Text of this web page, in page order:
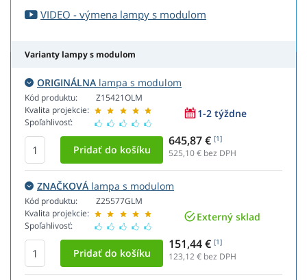
VIDEO - výmena lampy s modulom
Varianty lampy s modulom
ORIGINÁLNA lampa s modulom
Kód produktu:
Kvalita projekcie:
Spoľahlivosť:
Z15421OLM
1-2 týždne
645,87 € [1]
525,10€ bez DPH
ZNAČKOVÁ lampa s modulom
Kód produktu:
Kvalita projekcie:
Spoľahlivosť:
Z25577GLM
Externý sklad
151,44 € [1]
123,12€ bez DPH